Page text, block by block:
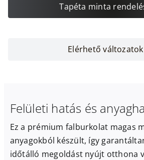
Tapéta minta
Elérhető változatok
Felületi hatás és
Ez a prémium falburkolat magas
anyagokból készült, így
időtálló megoldást nyújt otthona